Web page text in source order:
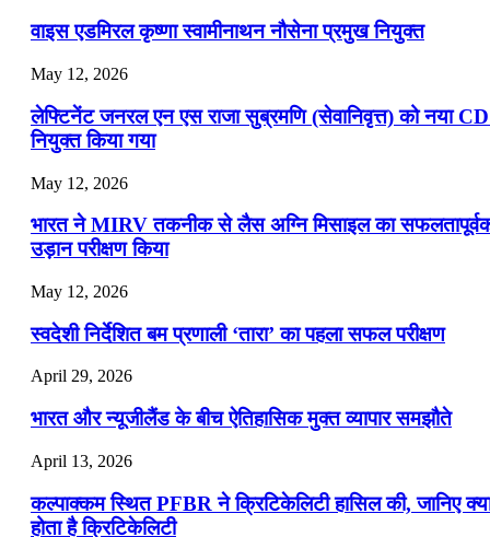
वाइस एडमिरल कृष्णा स्वामीनाथन नौसेना प्रमुख नियुक्त
May 12, 2026
लेफ्टिनेंट जनरल एन एस राजा सुब्रमणि (सेवानिवृत्त) को नया
नियुक्त किया गया
May 12, 2026
भारत ने MIRV तकनीक से लैस अग्नि मिसाइल का
उड़ान परीक्षण किया
May 12, 2026
स्वदेशी निर्देशित बम प्रणाली ‘तारा’ का पहला सफल परीक्षण
April 29, 2026
भारत और न्यूजीलैंड के बीच ऐतिहासिक मुक्त व्यापार समझौते
April 13, 2026
कल्पाक्कम स्थित PFBR ने क्रिटिकेलिटी हासिल की, जानिए
होता है क्रिटिकेलिटी